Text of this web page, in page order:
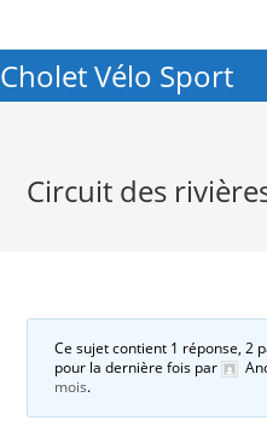
Cholet Vélo Sport
Circuit des
Ce sujet contient 1 réponse, 2
pour la dernière fois par
mois.